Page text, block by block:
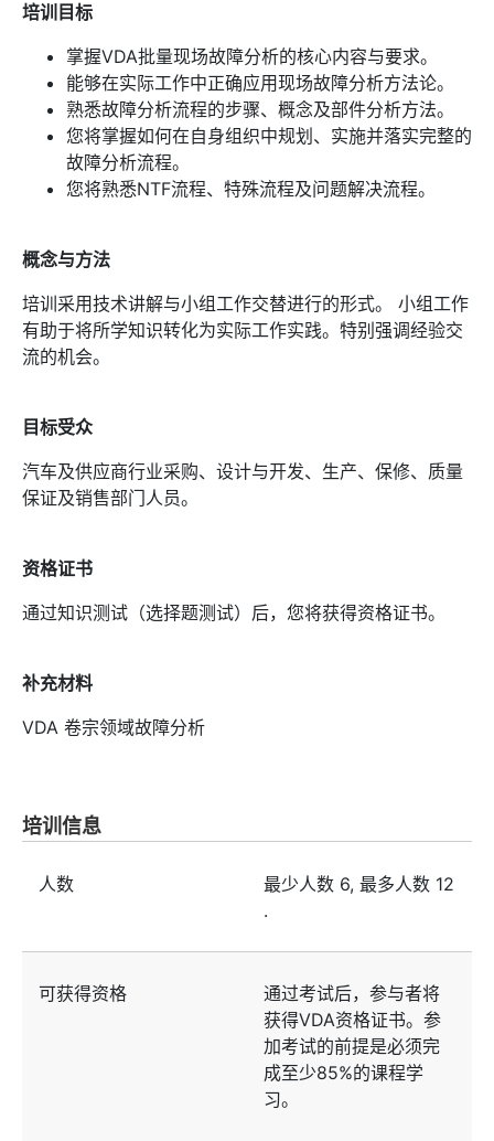
培训目标
掌握VDA批量现场故障分析的核心内容与要求。
能够在实际工作中正确应用现场故障分析方法论。
熟悉故障分析流程的步骤、概念及部件分析方法。
您将掌握如何在自身组织中规划、实施并落实完整的
故障分析流程。
您将熟悉NTF流程、特殊流程及问题解决流程。
概念与方法
培训采用技术讲解与小组工作交替进行的形式。 小组工作
有助于将所学知识转化为实际工作实践。特别强调经验交
流的机会。
目标受众
汽车及供应商行业采购、设计与开发、生产、保修、质量
保证及销售部门人员。
资格证书
通过知识测试（选择题测试）后，您将获得资格证书。
补充材料
VDA 卷宗领域故障分析
培训信息
人数 最少人数 6, 最多人数 12
.
可获得资格
通过考试后，参与者将
获得VDA资格证书。参
加考试的前提是必须完
成至少85%的课程学
习。